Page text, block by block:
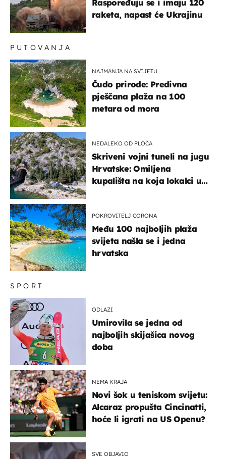
Raspoređuju se i imaju 120
raketa, napast će Ukrajinu
SPORT
ODLAZI
Umirovila se jedna od
najboljih skijašica novog
doba
NEMA KRAJA
Novi šok u teniskom svijetu:
Alcaraz propušta Cincinatti,
hoće li igrati na US Openu?
SVE OBJAVIO
PUTOVANJA
NAJMANJA NA SVIJETU
Čudo prirode: Predivna
pješčana plaža na 100
metara od mora
NEDALEKO OD PLOČA
Skriveni vojni tuneli na jugu
Hrvatske: Omiljena
kupališta na koja lokalci u
POKROVITELJ CORONA
Među 100 najboljih plaža
svijeta našla se i jedna
hrvatska